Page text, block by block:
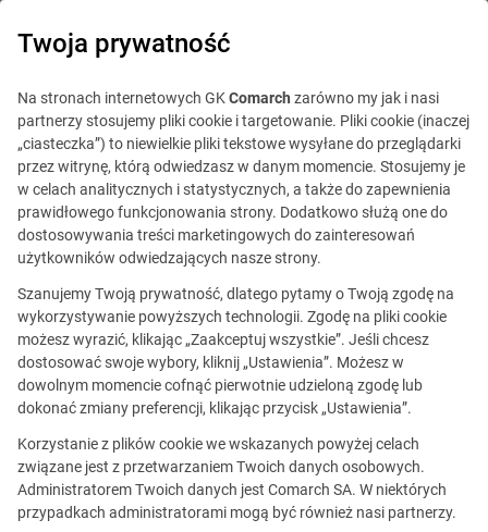
IT Board
Blog Poradnik
5 lutego 2020
Style komunikacji - poznaj
różnice osobowościowe
w procesie komunikacji
Weronika Wasieczko Skomentuj
Twoja prywatność
Na stronach internetowych GKComarch zarówno my jak i nasi
partnerzy stosujemy pliki cookie i targetowanie. Pliki cookie (inaczej
„ciasteczka”) to niewielkie pliki tekstowe wysyłane do przeglądarki
przez witrynę, którą odwiedzasz w danym momencie. Stosujemy je
w celach analitycznych i statystycznych, a także do zapewnienia
prawidłowego funkcjonowania strony. Dodatkowo służą one do
dostosowywania treści marketingowych do zainteresowań
użytkowników odwiedzających nasze strony.
Szanujemy Twoją prywatność, dlatego pytamy o Twoją zgodę na
wykorzystywanie powyższych technologii. Zgodę na pliki cookie
możesz wyrazić, klikając „Zaakceptuj wszystkie”. Jeśli chcesz
dostosować swoje wybory, kliknij „Ustawienia”. Możesz w
dowolnym momencie cofnąć pierwotnie udzieloną zgodę lub
dokonać zmiany preferencji, klikając przycisk „Ustawienia”.
Korzystanie z plików cookie we wskazanych powyżej celach
związane jest z przetwarzaniem Twoich danych osobowych.
Administratorem Twoich danych jest Comarch SA. W niektórych
przypadkach administratorami mogą być również nasi partnerzy.